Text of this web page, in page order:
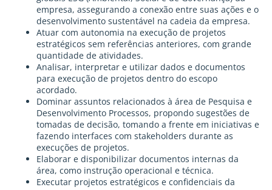
empresa, assegurando a conexão entre suas ações e o
desenvolvimento sustentável na cadeia da empresa.
Atuar com autonomia na execução de projetos
estratégicos sem referências anteriores, com grande
quantidade de atividades.
Analisar, interpretar e utilizar dados e documentos
para execução de projetos dentro do escopo
acordado.
Dominar assuntos relacionados à área de Pesquisa e
Desenvolvimento Processos, propondo sugestões de
tomadas de decisão, tomando a frente em iniciativas e
fazendo interfaces com stakeholders durante as
execuções de projetos.
Elaborar e disponibilizar documentos internas da
área, como instrução operacional e técnica.
Executar projetos estratégicos e confidenciais da